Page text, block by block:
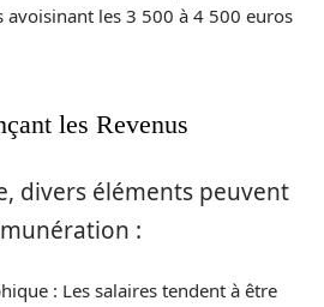
avoisinant les 3 500 à 4 500 euros
les Revenus
divers éléments peuvent
:
: Les salaires tendent à être